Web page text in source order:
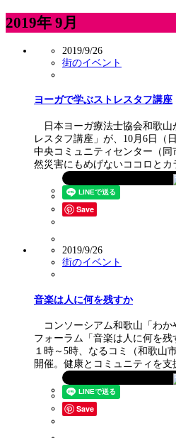
2019年 9月
2019/9/26
街のイベント
ヨーガで学ぶストレスタフ講座
日本ヨーガ療法士協会和歌山
レスタフ講座」が、10月6日（
中央コミュニティセンター（
然災害にもめげないココロとカ
Save
2019/9/26
街のイベント
音楽は人に何を残すか
コンソーシアム和歌山「わか
フォーラム「音楽は人に何を
１時～5時、なるコミ（和歌山
開催。健康とコミュニティを
Save